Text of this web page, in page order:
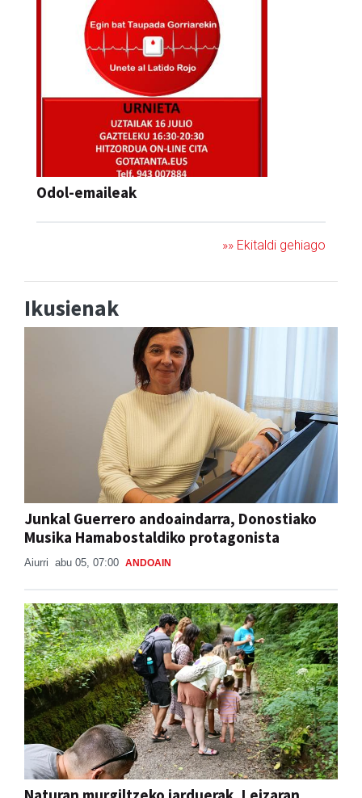
Odol-emaileak
»» Ekitaldi gehiago
Ikusienak
Junkal Guerrero andoaindarra, Donostiako
Musika Hamabostaldiko protagonista
Aiurri abu 05, 07:00 ANDOAIN